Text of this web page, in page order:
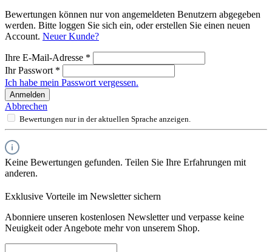
Bewertungen können nur von angemeldeten Benutzern abgegeben
werden. Bitte loggen Sie sich ein, oder erstellen Sie einen neuen
Account. Neuer Kunde?
Ihre E-Mail-Adresse *
Ihr Passwort *
Ich habe mein Passwort vergessen.
Anmelden
Abbrechen
Bewertungen nur in der aktuellen Sprache anzeigen.
Keine Bewertungen gefunden. Teilen Sie Ihre Erfahrungen mit
anderen.
Exklusive Vorteile im Newsletter sichern
Abonniere unseren kostenlosen Newsletter und verpasse keine
Neuigkeit oder Angebote mehr von unserem Shop.